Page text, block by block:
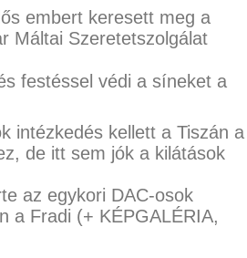
embert keresett meg a
Máltai Szeretetszolgálat
festéssel védi a síneket a
intézkedés kellett a Tiszán a
de itt sem jók a kilátások
az egykori DAC-osok
a Fradi (+ KÉPGALÉRIA,